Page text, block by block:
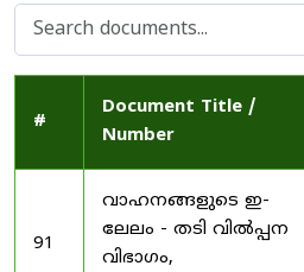
#
Document Title /
Number
91
വാഹനങ്ങളുടെ ഇ-
ലേലം - തടി വിൽപ്പന
വിഭാഗം,